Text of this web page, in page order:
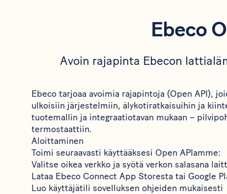
Ebeco
Avoin rajapinta Ebecon
Ebeco tarjoaa avoimia rajapintoja (Open API),
ulkoisiin järjestelmiin, älykotiratkaisuihin ja
tuotemallin ja integraatiotavan mukaan –
termostaattiin.
Aloittaminen
Toimi seuraavasti käyttääksesi Open APIamme:
Valitse oikea verkko ja syötä verkon salasana
Lataa Ebeco Connect App Storesta tai Google
Luo käyttäjätili sovelluksen ohjeiden mukaisesti